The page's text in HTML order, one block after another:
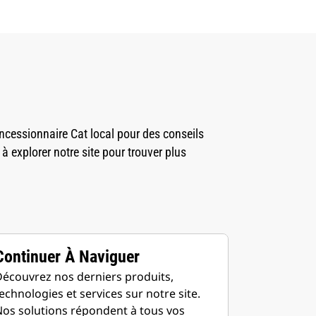
Cat local pour des conseils
explorer notre site pour trouver plus
À Naviguer
nos derniers produits,
et services sur notre site.
solutions répondent à tous vos